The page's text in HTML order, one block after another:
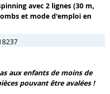
avec 2 lignes (30 m,
et mode d'emploi en
aux enfants de moins de
pouvant être avalées !